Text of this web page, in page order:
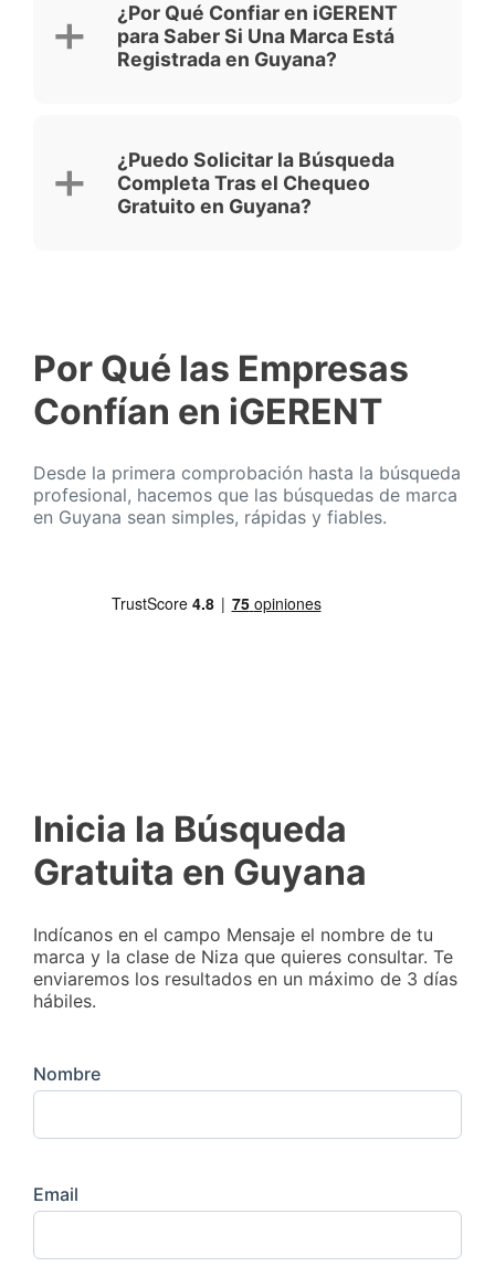
¿Por Qué Confiar en iGERENT
para Saber Si Una Marca Está
Registrada en Guyana?
¿Puedo Solicitar la Búsqueda
Completa Tras el Chequeo
Gratuito en Guyana?
Por Qué las Empresas
Confían en iGERENT
Desde la primera comprobación hasta la búsqueda
profesional, hacemos que las búsquedas de marca
en Guyana sean simples, rápidas y fiables.
Inicia la Búsqueda
Gratuita en Guyana
Indícanos en el campo Mensaje el nombre de tu
marca y la clase de Niza que quieres consultar. Te
enviaremos los resultados en un máximo de 3 días
hábiles.
Nombre
Email